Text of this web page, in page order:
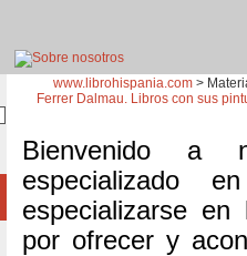
www.librohispania.com>
Ferrer Dalmau. Libros con sus
Bienvenido a
especializado
especializarse
por ofrecer y